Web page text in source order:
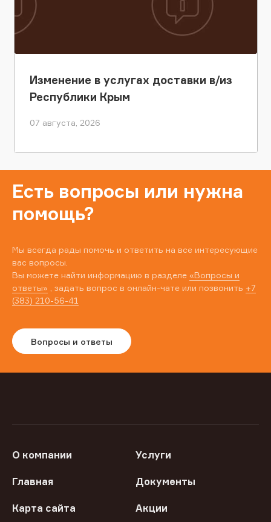
Изменение в услугах доставки в/из
Республики Крым
07 августа, 2026
Есть вопросы или нужна
помощь?
Мы всегда рады помочь и ответить на все интересующие
вас вопросы.
Вы можете найти информацию в разделе «Вопросы и
ответы» , задать вопрос в онлайн-чате или позвонить +7
(383) 210-56-41
Вопросы и ответы
О компании Услуги
Главная Документы
Карта сайта Акции